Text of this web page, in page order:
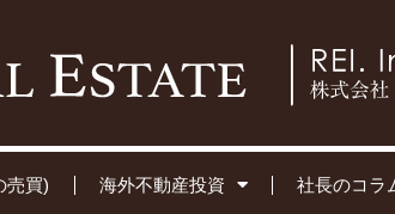
売買) 海外不動産投資 社長のコラ